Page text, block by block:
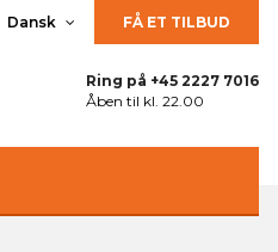
Dansk FÅ ET TILBUD
Ring på +45 2227 7016
Åben til kl. 22.00